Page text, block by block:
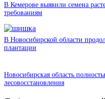
В Кемерове выявили семена
требованиям
В Новосибирской области
плантации
Новосибирская область
лесовосстановления